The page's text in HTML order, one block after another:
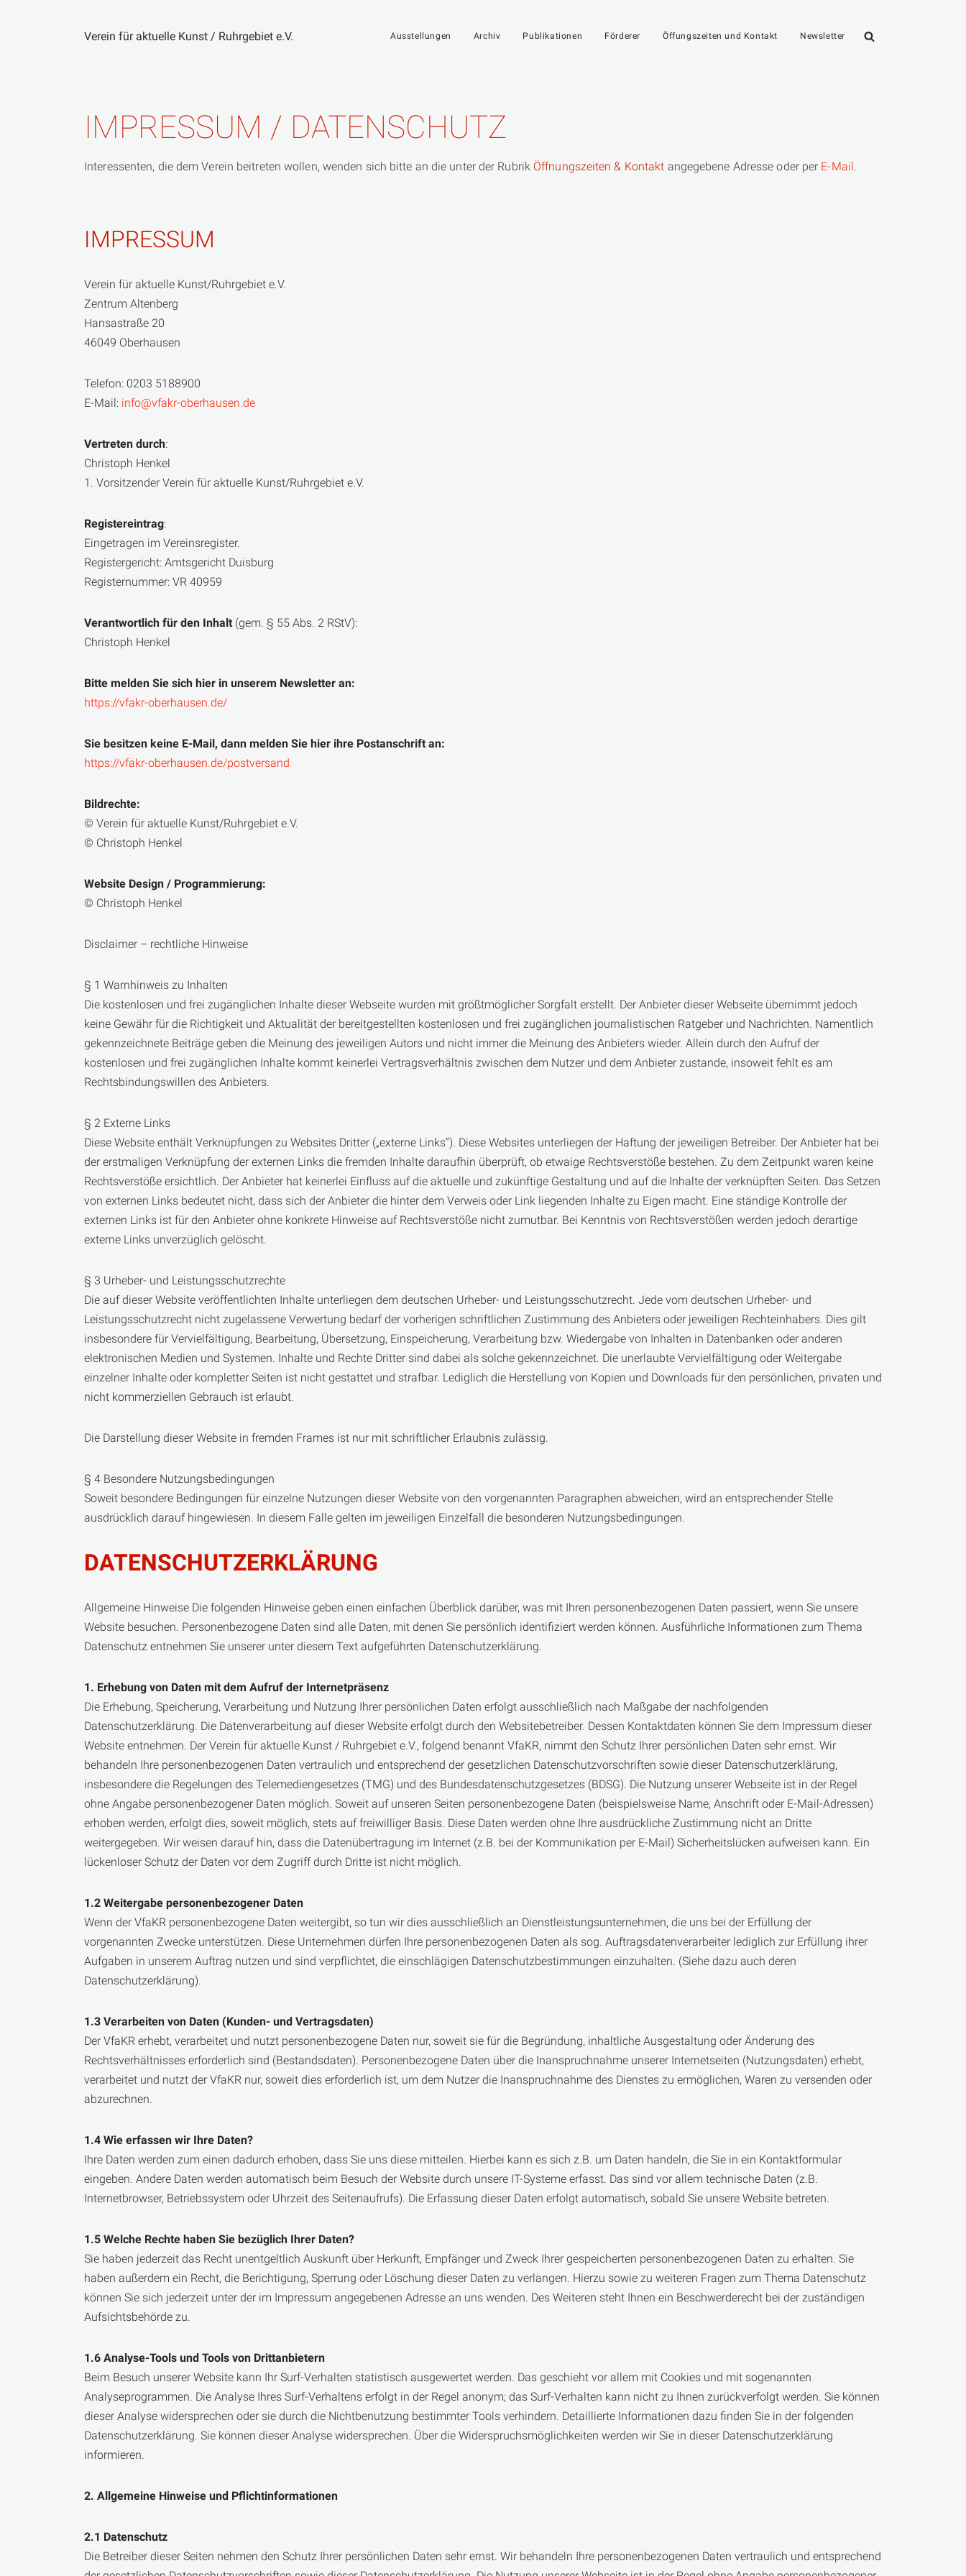
Verein für aktuelle Kunst / Ruhrgebiet e.V. Ausstellungen Archiv Publikationen Förderer Öffungszeiten und Kontakt Newsletter
IMPRESSUM / DATENSCHUTZ
Interessenten, die dem Verein beitreten wollen, wenden sich bitte an die unter der Rubrik Öffnungszeiten & Kontakt angegebene Adresse oder per E-Mail.
IMPRESSUM
Verein für aktuelle Kunst/Ruhrgebiet e.V.
Zentrum Altenberg
Hansastraße 20
46049 Oberhausen
Telefon: 0203 5188900
E-Mail: info@vfakr-oberhausen.de
Vertreten durch:
Christoph Henkel
1. Vorsitzender Verein für aktuelle Kunst/Ruhrgebiet e.V.
Registereintrag:
Eingetragen im Vereinsregister.
Registergericht: Amtsgericht Duisburg
Registernummer: VR 40959
Verantwortlich für den Inhalt (gem. § 55 Abs. 2 RStV):
Christoph Henkel
Bitte melden Sie sich hier in unserem Newsletter an:
https://vfakr-oberhausen.de/
Sie besitzen keine E-Mail, dann melden Sie hier ihre Postanschrift an:
https://vfakr-oberhausen.de/postversand
Bildrechte:
© Verein für aktuelle Kunst/Ruhrgebiet e.V.
© Christoph Henkel
Website Design / Programmierung:
© Christoph Henkel
Disclaimer – rechtliche Hinweise
§ 1 Warnhinweis zu Inhalten
Die kostenlosen und frei zugänglichen Inhalte dieser Webseite wurden mit größtmöglicher Sorgfalt erstellt. Der Anbieter dieser Webseite übernimmt jedoch
keine Gewähr für die Richtigkeit und Aktualität der bereitgestellten kostenlosen und frei zugänglichen journalistischen Ratgeber und Nachrichten. Namentlich
gekennzeichnete Beiträge geben die Meinung des jeweiligen Autors und nicht immer die Meinung des Anbieters wieder. Allein durch den Aufruf der
kostenlosen und frei zugänglichen Inhalte kommt keinerlei Vertragsverhältnis zwischen dem Nutzer und dem Anbieter zustande, insoweit fehlt es am
Rechtsbindungswillen des Anbieters.
§ 2 Externe Links
Diese Website enthält Verknüpfungen zu Websites Dritter („externe Links“). Diese Websites unterliegen der Haftung der jeweiligen Betreiber. Der Anbieter hat bei
der erstmaligen Verknüpfung der externen Links die fremden Inhalte daraufhin überprüft, ob etwaige Rechtsverstöße bestehen. Zu dem Zeitpunkt waren keine
Rechtsverstöße ersichtlich. Der Anbieter hat keinerlei Einfluss auf die aktuelle und zukünftige Gestaltung und auf die Inhalte der verknüpften Seiten. Das Setzen
von externen Links bedeutet nicht, dass sich der Anbieter die hinter dem Verweis oder Link liegenden Inhalte zu Eigen macht. Eine ständige Kontrolle der
externen Links ist für den Anbieter ohne konkrete Hinweise auf Rechtsverstöße nicht zumutbar. Bei Kenntnis von Rechtsverstößen werden jedoch derartige
externe Links unverzüglich gelöscht.
§ 3 Urheber- und Leistungsschutzrechte
Die auf dieser Website veröffentlichten Inhalte unterliegen dem deutschen Urheber- und Leistungsschutzrecht. Jede vom deutschen Urheber- und
Leistungsschutzrecht nicht zugelassene Verwertung bedarf der vorherigen schriftlichen Zustimmung des Anbieters oder jeweiligen Rechteinhabers. Dies gilt
insbesondere für Vervielfältigung, Bearbeitung, Übersetzung, Einspeicherung, Verarbeitung bzw. Wiedergabe von Inhalten in Datenbanken oder anderen
elektronischen Medien und Systemen. Inhalte und Rechte Dritter sind dabei als solche gekennzeichnet. Die unerlaubte Vervielfältigung oder Weitergabe
einzelner Inhalte oder kompletter Seiten ist nicht gestattet und strafbar. Lediglich die Herstellung von Kopien und Downloads für den persönlichen, privaten und
nicht kommerziellen Gebrauch ist erlaubt.
Die Darstellung dieser Website in fremden Frames ist nur mit schriftlicher Erlaubnis zulässig.
§ 4 Besondere Nutzungsbedingungen
Soweit besondere Bedingungen für einzelne Nutzungen dieser Website von den vorgenannten Paragraphen abweichen, wird an entsprechender Stelle
ausdrücklich darauf hingewiesen. In diesem Falle gelten im jeweiligen Einzelfall die besonderen Nutzungsbedingungen.
DATENSCHUTZERKLÄRUNG
Allgemeine Hinweise Die folgenden Hinweise geben einen einfachen Überblick darüber, was mit Ihren personenbezogenen Daten passiert, wenn Sie unsere
Website besuchen. Personenbezogene Daten sind alle Daten, mit denen Sie persönlich identifiziert werden können. Ausführliche Informationen zum Thema
Datenschutz entnehmen Sie unserer unter diesem Text aufgeführten Datenschutzerklärung.
1. Erhebung von Daten mit dem Aufruf der Internetpräsenz
Die Erhebung, Speicherung, Verarbeitung und Nutzung Ihrer persönlichen Daten erfolgt ausschließlich nach Maßgabe der nachfolgenden
Datenschutzerklärung. Die Datenverarbeitung auf dieser Website erfolgt durch den Websitebetreiber. Dessen Kontaktdaten können Sie dem Impressum dieser
Website entnehmen. Der Verein für aktuelle Kunst / Ruhrgebiet e.V., folgend benannt VfaKR, nimmt den Schutz Ihrer persönlichen Daten sehr ernst. Wir
behandeln Ihre personen­bezogenen Daten vertraulich und entsprechend der gesetzlichen Datenschutz­vorschriften sowie dieser Datenschutz­erklärung,
insbesondere die Regelungen des Telemediengesetzes (TMG) und des Bundesdaten­schutzgesetzes (BDSG). Die Nutzung unserer Webseite ist in der Regel
ohne Angabe personenbezogener Daten möglich. Soweit auf unseren Seiten personenbezogene Daten (beispielsweise Name, Anschrift oder E-Mail-Adressen)
erhoben werden, erfolgt dies, soweit möglich, stets auf freiwilliger Basis. Diese Daten werden ohne Ihre ausdrückliche Zustimmung nicht an Dritte
weitergegeben. Wir weisen darauf hin, dass die Datenübertragung im Internet (z.B. bei der Kommunikation per E-Mail) Sicherheitslücken aufweisen kann. Ein
lückenloser Schutz der Daten vor dem Zugriff durch Dritte ist nicht möglich.
1.2 Weitergabe personenbezogener Daten
Wenn der VfaKR personenbezogene Daten weitergibt, so tun wir dies ausschließlich an Dienstleistungs­unternehmen, die uns bei der Erfüllung der
vorgenannten Zwecke unterstützen. Diese Unternehmen dürfen Ihre personenbezogenen Daten als sog. Auftragsdaten­verarbeiter lediglich zur Erfüllung ihrer
Aufgaben in unserem Auftrag nutzen und sind verpflichtet, die einschlägigen Datenschutz­bestimmungen einzuhalten. (Siehe dazu auch deren
Datenschutzerklärung).
1.3 Verarbeiten von Daten (Kunden- und Vertragsdaten)
Der VfaKR erhebt, verarbeitet und nutzt personenbezogene Daten nur, soweit sie für die Begründung, inhaltliche Ausgestaltung oder Änderung des
Rechtsverhältnisses erforderlich sind (Bestandsdaten). Personenbezogene Daten über die Inanspruchnahme unserer Internetseiten (Nutzungsdaten) erhebt,
verarbeitet und nutzt der VfaKR nur, soweit dies erforderlich ist, um dem Nutzer die Inanspruchnahme des Dienstes zu ermöglichen, Waren zu versenden oder
abzurechnen.
1.4 Wie erfassen wir Ihre Daten?
Ihre Daten werden zum einen dadurch erhoben, dass Sie uns diese mitteilen. Hierbei kann es sich z.B. um Daten handeln, die Sie in ein Kontaktformular
eingeben. Andere Daten werden automatisch beim Besuch der Website durch unsere IT-Systeme erfasst. Das sind vor allem technische Daten (z.B.
Internetbrowser, Betriebssystem oder Uhrzeit des Seitenaufrufs). Die Erfassung dieser Daten erfolgt automatisch, sobald Sie unsere Website betreten.
1.5 Welche Rechte haben Sie bezüglich Ihrer Daten?
Sie haben jederzeit das Recht unentgeltlich Auskunft über Herkunft, Empfänger und Zweck Ihrer gespeicherten personenbezogenen Daten zu erhalten. Sie
haben außerdem ein Recht, die Berichtigung, Sperrung oder Löschung dieser Daten zu verlangen. Hierzu sowie zu weiteren Fragen zum Thema Datenschutz
können Sie sich jederzeit unter der im Impressum angegebenen Adresse an uns wenden. Des Weiteren steht Ihnen ein Beschwerderecht bei der zuständigen
Aufsichtsbehörde zu.
1.6 Analyse-Tools und Tools von Drittanbietern
Beim Besuch unserer Website kann Ihr Surf-Verhalten statistisch ausgewertet werden. Das geschieht vor allem mit Cookies und mit sogenannten
Analyseprogrammen. Die Analyse Ihres Surf-Verhaltens erfolgt in der Regel anonym; das Surf-Verhalten kann nicht zu Ihnen zurückverfolgt werden. Sie können
dieser Analyse widersprechen oder sie durch die Nichtbenutzung bestimmter Tools verhindern. Detaillierte Informationen dazu finden Sie in der folgenden
Datenschutzerklärung. Sie können dieser Analyse widersprechen. Über die Widerspruchsmöglichkeiten werden wir Sie in dieser Datenschutzerklärung
informieren.
2. Allgemeine Hinweise und Pflichtinformationen
2.1 Datenschutz
Die Betreiber dieser Seiten nehmen den Schutz Ihrer persönlichen Daten sehr ernst. Wir behandeln Ihre personenbezogenen Daten vertraulich und entsprechend